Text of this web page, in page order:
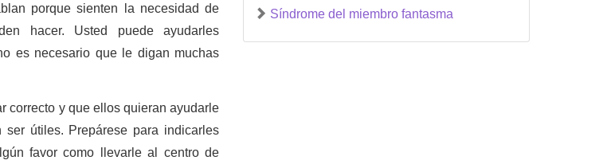
porque sienten la necesidad de
hacer. Usted puede ayudarles
es necesario que le digan muchas
correcto y que ellos quieran ayudarle
útiles. Prepárese para indicarles
favor como llevarle al centro de
Síndrome del miembro fantasma